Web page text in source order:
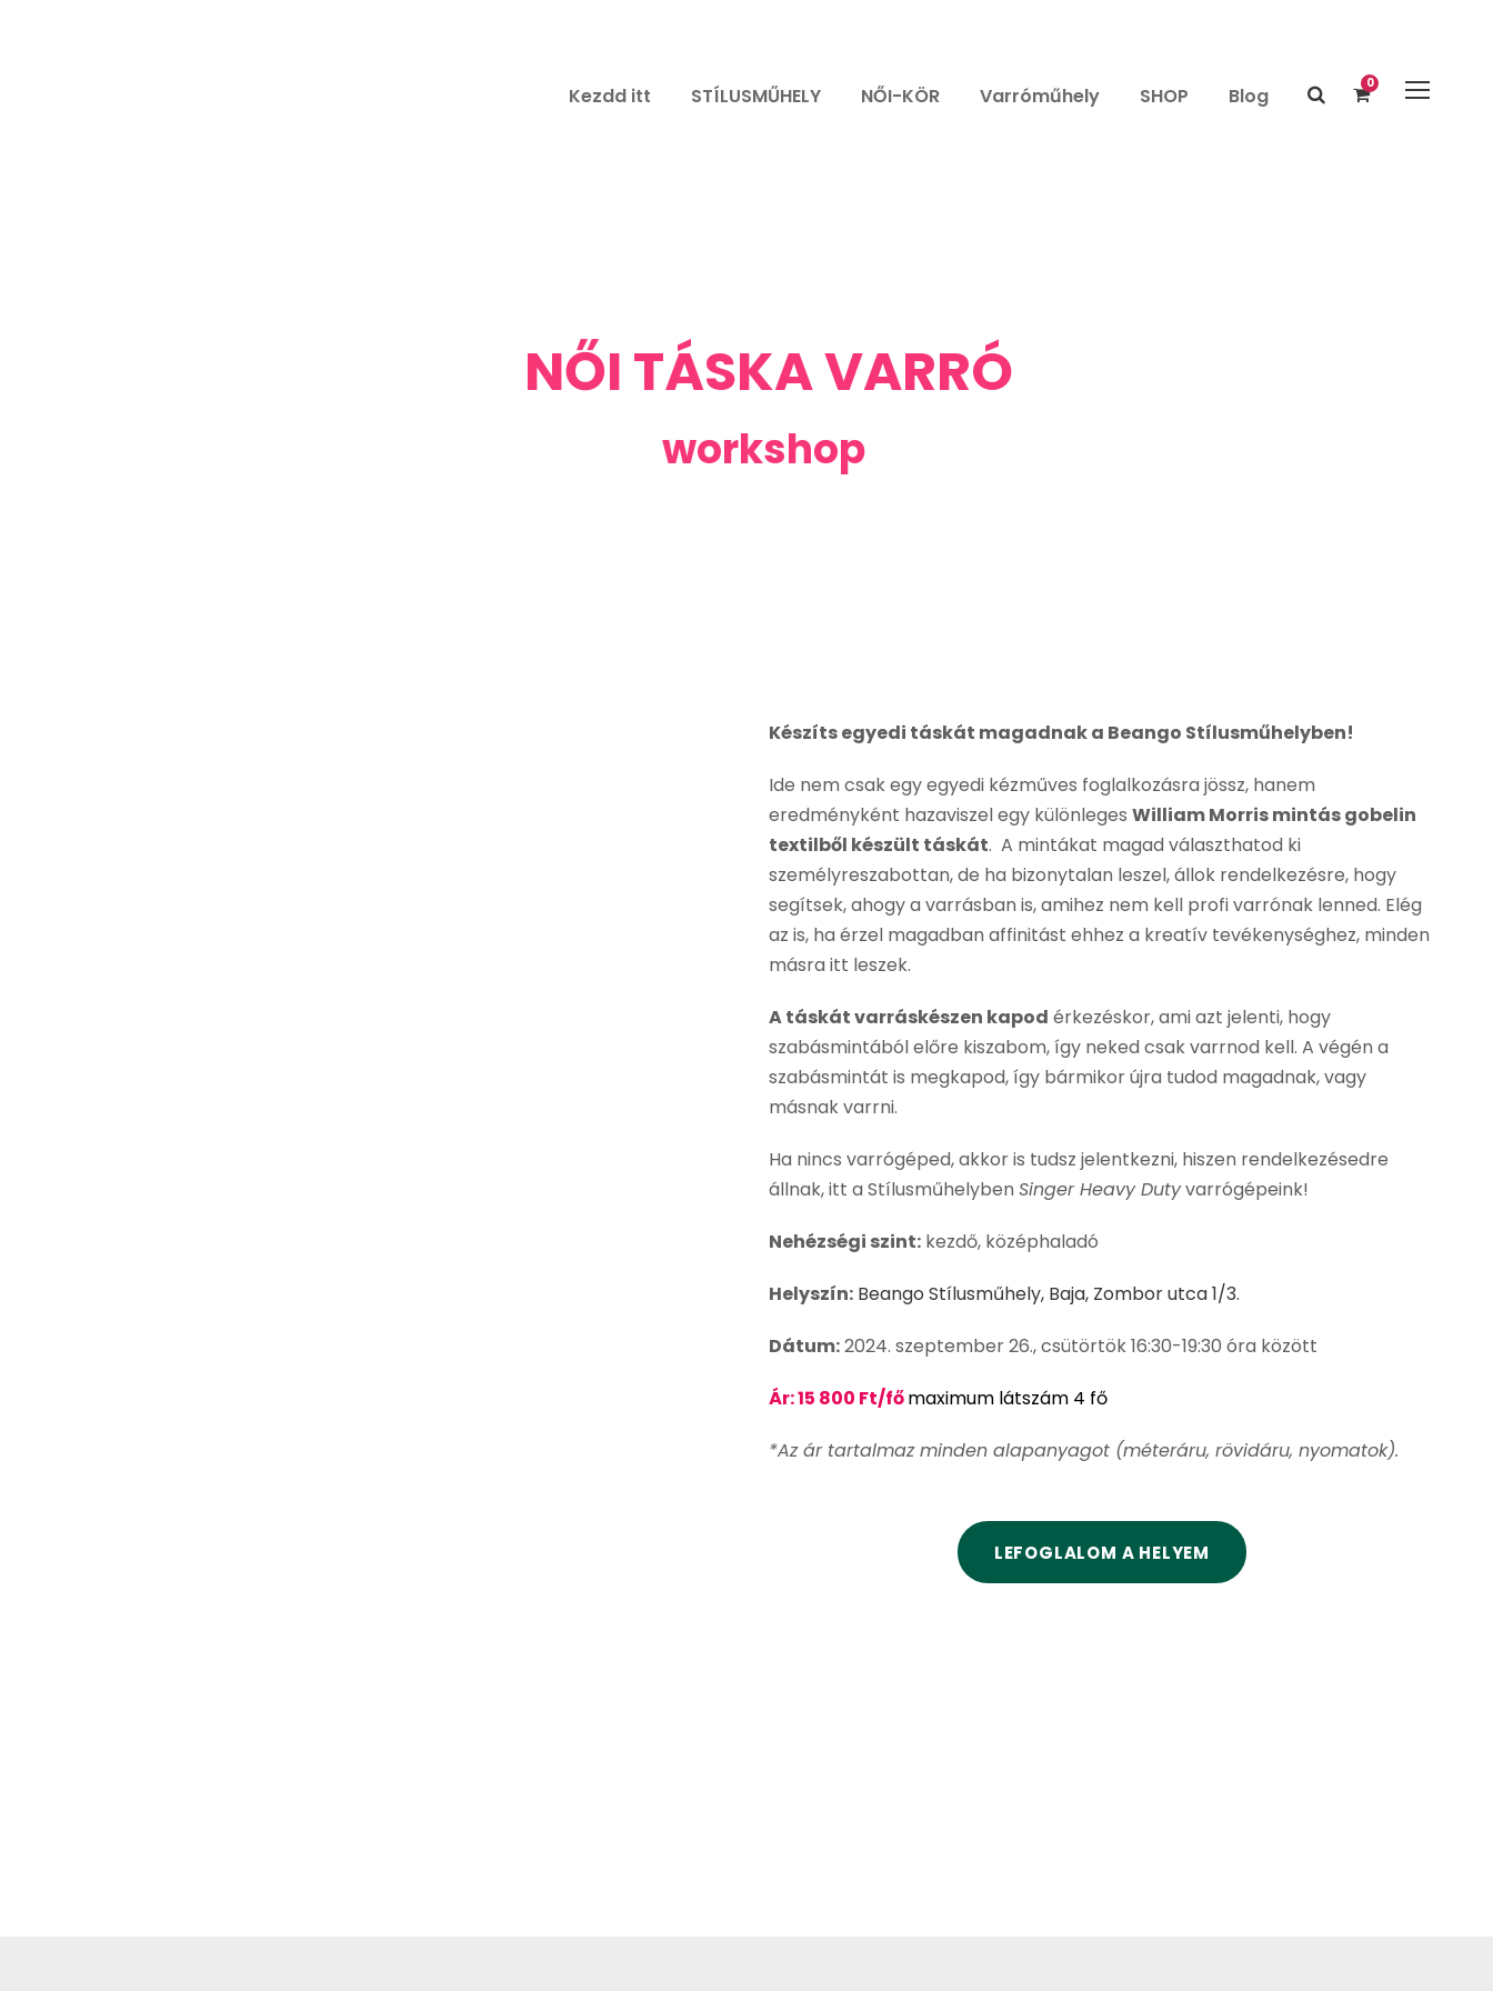
Kezdd itt STÍLUSMŰHELY NŐI-KÖR Varróműhely SHOP Blog
0
NŐI TÁSKA VARRÓ
workshop
Készíts egyedi táskát magadnak a Beango Stílusműhelyben!
Ide nem csak egy egyedi kézműves foglalkozásra jössz, hanem
eredményként hazaviszel egy különleges William Morris mintás gobelin
textilből készült táskát. A mintákat magad választhatod ki
személyreszabottan, de ha bizonytalan leszel, állok rendelkezésre, hogy
segítsek, ahogy a varrásban is, amihez nem kell profi varrónak lenned. Elég
az is, ha érzel magadban affinitást ehhez a kreatív tevékenységhez, minden
másra itt leszek.
A táskát varráskészen kapod érkezéskor, ami azt jelenti, hogy
szabásmintából előre kiszabom, így neked csak varrnod kell. A végén a
szabásmintát is megkapod, így bármikor újra tudod magadnak, vagy
másnak varrni.
Ha nincs varrógéped, akkor is tudsz jelentkezni, hiszen rendelkezésedre
állnak, itt a Stílusműhelyben Singer Heavy Dutyvarrógépeink!
Nehézségi szint: kezdő, középhaladó
Helyszín: Beango Stílusműhely, Baja, Zombor utca 1/3.
Dátum:2024. szeptember 26., csütörtök 16:30-19:30 óra között
Ár: 15 800 Ft/főmaximum látszám 4 fő
*Az ár tartalmaz minden alapanyagot (méteráru, rövidáru, nyomatok).
LEFOGLALOM A HELYEM